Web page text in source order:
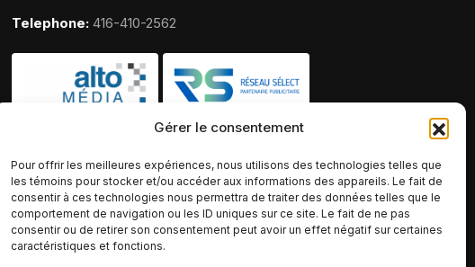
Gérer le consentement
Pour offrir les meilleures expériences, nous utilisons des technologies telles que
les témoins pour stocker et/ou accéder aux informations des appareils. Le fait de
consentir à ces technologies nous permettra de traiter des données telles que le
comportement de navigation ou les ID uniques sur ce site. Le fait de ne pas
consentir ou de retirer son consentement peut avoir un effet négatif sur certaines
caractéristiques et fonctions.
Telephone: 416-410-2562